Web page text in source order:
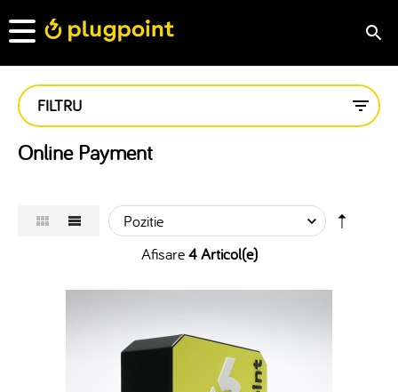
FILTRU
Online Payment
Afisare4 Articol(e)